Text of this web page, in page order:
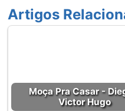
Artigos
Moça Pra Casar -
Victor Hugo